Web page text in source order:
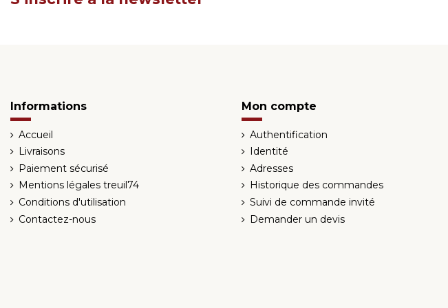
Informations
Accueil
Livraisons
Paiement sécurisé
Mentions légales treuil74
Conditions d'utilisation
Contactez-nous
Mon compte
Authentification
Identité
Adresses
Historique des commandes
Suivi de commande invité
Demander un devis